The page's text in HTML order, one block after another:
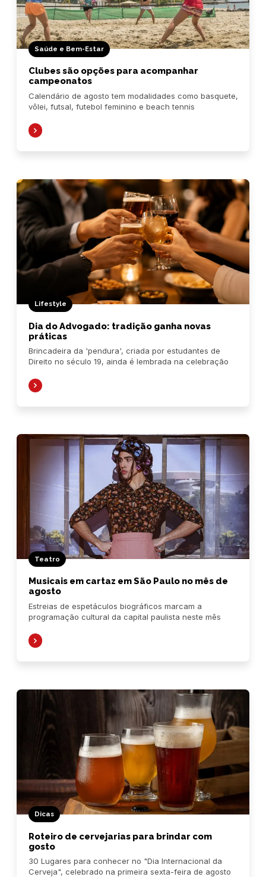
Saúde e Bem-Estar
Clubes são opções para acompanhar
campeonatos
Calendário de agosto tem modalidades como basquete,
vôlei, futsal, futebol feminino e beach tennis
Lifestyle
Dia do Advogado: tradição ganha novas
práticas
Brincadeira da 'pendura', criada por estudantes de
Direito no século 19, ainda é lembrada na celebração
Teatro
Musicais em cartaz em São Paulo no mês de
agosto
Estreias de espetáculos biográficos marcam a
programação cultural da capital paulista neste mês
Dicas
Roteiro de cervejarias para brindar com
gosto
30 Lugares para conhecer no "Dia Internacional da
Cerveja", celebrado na primeira sexta-feira de agosto